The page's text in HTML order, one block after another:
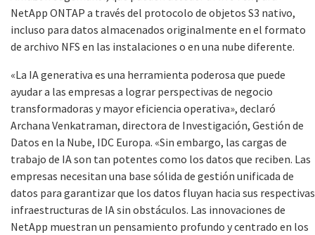
NetApp ONTAP a través del protocolo de objetos S3 nativo,
incluso para datos almacenados originalmente en el formato
de archivo NFS en las instalaciones o en una nube diferente.
«La IA generativa es una herramienta poderosa que puede
ayudar a las empresas a lograr perspectivas de negocio
transformadoras y mayor eficiencia operativa», declaró
Archana Venkatraman, directora de Investigación, Gestión de
Datos en la Nube, IDC Europa. «Sin embargo, las cargas de
trabajo de IA son tan potentes como los datos que reciben. Las
empresas necesitan una base sólida de gestión unificada de
datos para garantizar que los datos fluyan hacia sus respectivas
infraestructuras de IA sin obstáculos. Las innovaciones de
NetApp muestran un pensamiento profundo y centrado en los